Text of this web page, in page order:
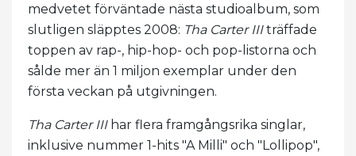
medvetet förväntade nästa studioalbum, som
slutligen släpptes 2008: Tha Carter IIIträffade
toppen av rap-, hip-hop- och pop-listorna och
sålde mer än 1 miljon exemplar under den
första veckan på utgivningen.
Tha Carter IIIhar flera framgångsrika singlar,
inklusive nummer 1-hits "A Milli" och "Lollipop",